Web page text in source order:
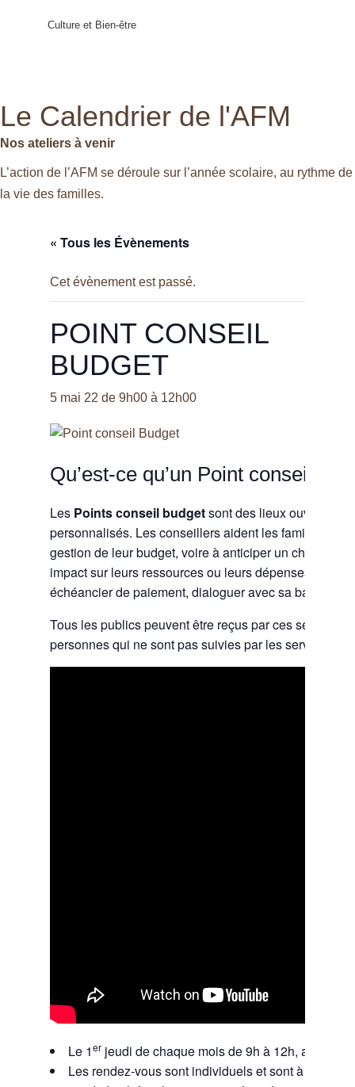
Culture et Bien-être
Le Calendrier de l'AFM
Nos ateliers à venir
L’action de l’AFM se déroule sur l’année scolaire, au rythme de
la vie des familles.
« Tous les Évènements
Cet évènement est passé.
POINT CONSEIL
BUDGET
5 mai 22 de 9h00à 12h00
Qu’est-ce qu’un Point conseil
Les Points conseil budgetsont des lieux ouverts à
personnalisés. Les conseillers aident les familles, à
gestion de leur budget, voire à anticiper un
impact sur leurs ressources ou leurs dépenses.
échéancier de paiement, dialoguer avec sa banque,
Tous les publics peuvent être reçus par ces
personnes qui ne sont pas suivies par les services
Le 1erjeudi de chaque mois de 9h à 12h, au local
Les rendez-vous sont individuels et sont à